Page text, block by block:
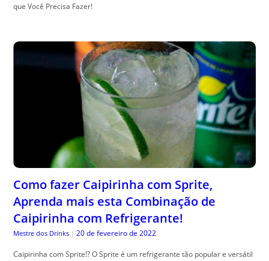
que Você Precisa Fazer!
Como fazer Caipirinha com Sprite,
Aprenda mais esta Combinação de
Caipirinha com Refrigerante!
Mestre dos Drinks | 20 de fevereiro de 2022
Caipirinha com Sprite!? O Sprite é um refrigerante tão popular e versátil